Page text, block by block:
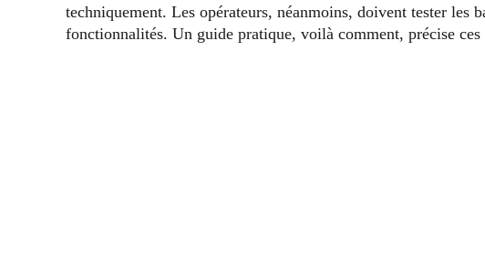
techniquement. Les opérateurs, néanmoins, doivent tester les
fonctionnalités. Un guide pratique, voilà comment, précise